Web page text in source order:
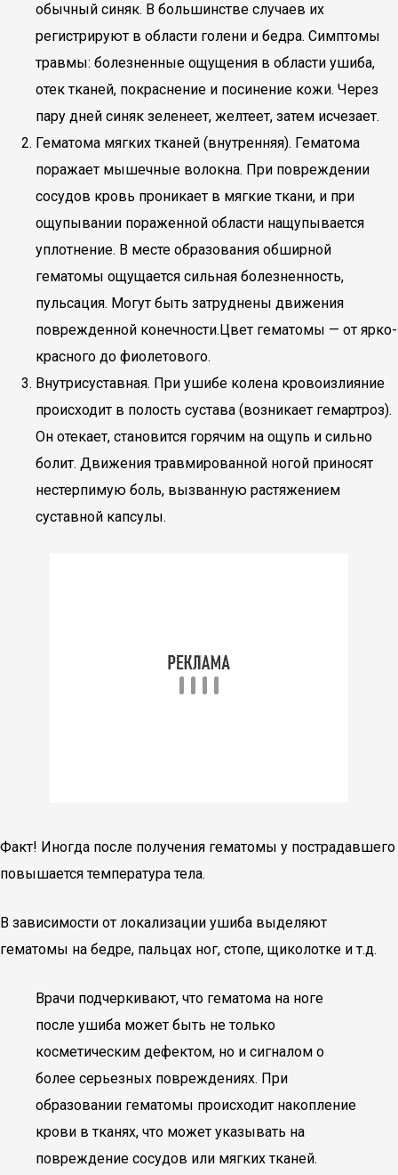
обычный синяк. В большинстве случаев их
регистрируют в области голени и бедра. Симптомы
травмы: болезненные ощущения в области ушиба,
отек тканей, покраснение и посинение кожи. Через
пару дней синяк зеленеет, желтеет, затем исчезает.
Гематома мягких тканей (внутренняя). Гематома
поражает мышечные волокна. При повреждении
сосудов кровь проникает в мягкие ткани, и при
ощупывании пораженной области нащупывается
уплотнение. В месте образования обширной
гематомы ощущается сильная болезненность,
пульсация. Могут быть затруднены движения
поврежденной конечности.Цвет гематомы — от ярко-
красного до фиолетового.
Внутрисуставная. При ушибе колена кровоизлияние
происходит в полость сустава (возникает гемартроз).
Он отекает, становится горячим на ощупь и сильно
болит. Движения травмированной ногой приносят
нестерпимую боль, вызванную растяжением
суставной капсулы.
Факт! Иногда после получения гематомы у пострадавшего
повышается температура тела.
В зависимости от локализации ушиба выделяют
гематомы на бедре, пальцах ног, стопе, щиколотке и т.д.
Врачи подчеркивают, что гематома на ноге
после ушиба может быть не только
косметическим дефектом, но и сигналом о
более серьезных повреждениях. При
образовании гематомы происходит накопление
крови в тканях, что может указывать на
повреждение сосудов или мягких тканей.